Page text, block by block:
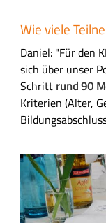
Wie viele
Daniel: "Für den
sich über unser
Schritt rund 90
Kriterien (Alter,
B
i
l
d